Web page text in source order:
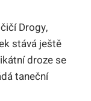
Drogy,
⁣stává ⁤ještě
droze ‌se​
taneční⁢